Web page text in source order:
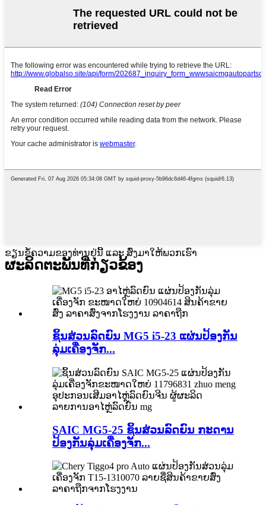
ຂຽນຂໍ້ຄວາມຂອງທ່ານຢູ່ນີ້ ແລະ ສົ່ງມາໃຫ້ພວກເຮົາ
ຜະລິດຕະພັນທີ່ກ່ຽວຂ້ອງ
ຊິ້ນສ່ວນລົດຍົນ MG5 i5-23 ແຜ່ນປ້ອງກັນ
ລຸ່ມເຄື່ອງຈັກ...
SAIC MG5-25 ຊິ້ນສ່ວນລົດຍົນ ກະດານ
ປ້ອງກັນລຸ່ມເຄື່ອງຈັກ...